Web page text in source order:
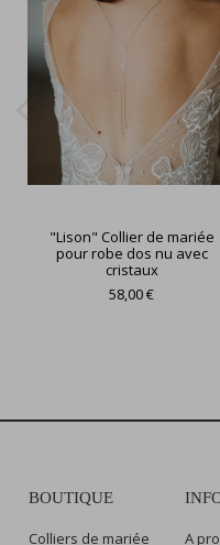
"Lison" Collier de mariée
pour robe dos nu avec
cristaux
58,00 €
BOUTIQUE
Colliers de mariée A